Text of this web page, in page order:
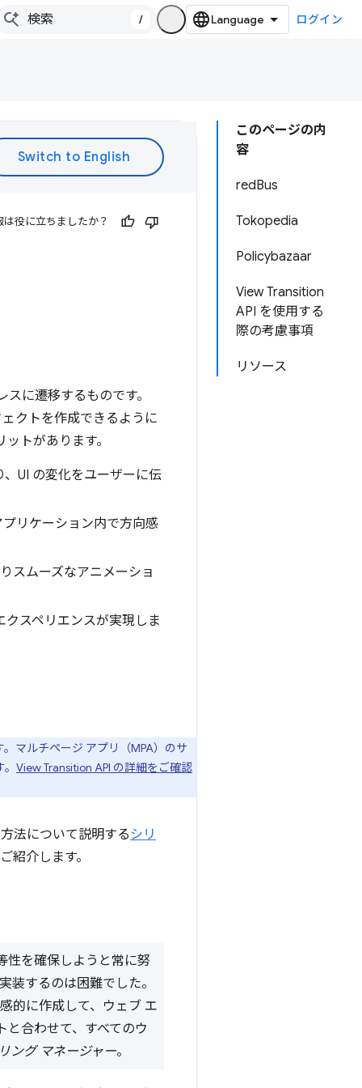
/ ログイン
このページの内
容
redBus
Tokopedia
Policybazaar
View Transition
API を使用する
際の考慮事項
リソース
は役に立ちましたか？
に遷移するものです。
クトを作成できるように
トがあります。
UI の変化をユーザーに伝
リケーション内で方向感
スムーズなアニメーショ
スペリエンスが実現しま
マルチページ アプリ（MPA）のサ
View Transition API の詳細をご確認
法について説明する シリ
紹介します。
性を確保しようと常に努
装するのは困難でした。
的に作成して、ウェブ エ
合わせて、すべてのウ
ング マネージャー。